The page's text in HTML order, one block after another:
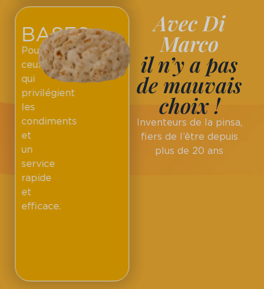
Avec Di
Marco
il n’y a pas
de mauvais
choix !
Inventeurs de la pinsa,
fiers de l’être depuis
plus de 20 ans
BASES
Pour
ceux
qui
privilégient
les
condiments
et
un
service
rapide
et
efficace.